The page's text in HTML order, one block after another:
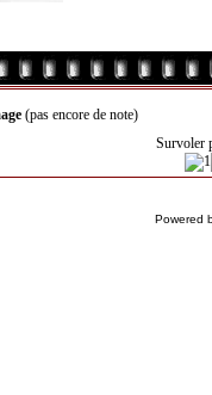
(pas encore de note)
Survoler
Powered